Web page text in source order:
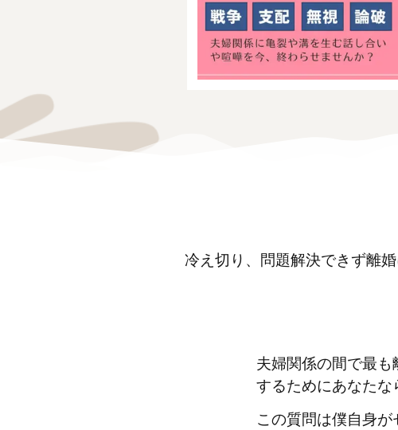
冷え切り、問題解決できず離
夫婦関係の間で最
するためにあなたな
この質問は僕自身